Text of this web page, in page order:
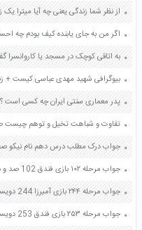
به اتاقی کوچک در مسجد یا کاروانسرا
بیوگرافی شهید مهدی عباسی کیست +
پدر معماری سنتی ایران چه کسی است
تفاوت و شباهت تخیل و توهم چیست صفحه 125 تفکر و سبک
جواب درک مطلب درس دهم نام نیکو صفحه 81
جواب مرحله ۱۰۲ بازی فندق 102 صد و دو پاسخ
جواب مرحله ۲۴۴ بازی آمیرزا 244 دویست و چهل و چهار پاسخ
جواب مرحله ۲۵۳ بازی فندق 253 دویست و پنجاه و سه پاسخ